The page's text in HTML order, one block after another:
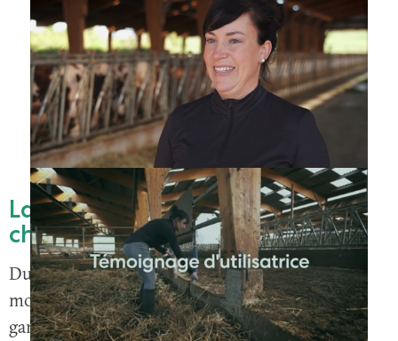
La lutte biologique en élevage
chez Bestico
Du ténébrion au pou rouge, en passant par les
mouches, acariens et vers, Bestico propose une
gamme complète de solutions naturelles pour